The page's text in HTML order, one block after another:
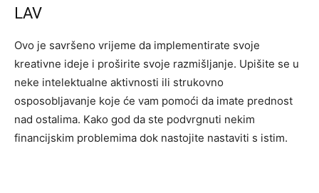
LAV
Ovo je savršeno vrijeme da implementirate svoje
kreativne ideje i proširite svoje razmišljanje. Upišite se u
neke intelektualne aktivnosti ili strukovno
osposobljavanje koje će vam pomoći da imate prednost
nad ostalima. Kako god da ste podvrgnuti nekim
financijskim problemima dok nastojite nastaviti s istim.